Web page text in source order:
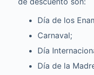
Día de los
Carnaval;
Día
Día de la